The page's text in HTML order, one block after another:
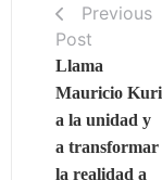
Previous
Post
Llama
Mauricio Kuri
a la unidad y
a transformar
la realidad a